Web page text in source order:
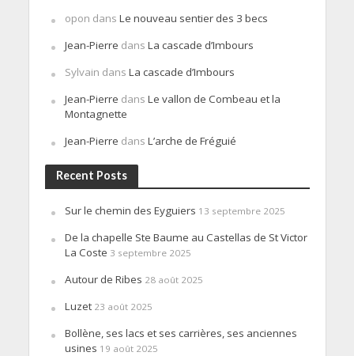
opon dans Le nouveau sentier des 3 becs
Jean-Pierre dans La cascade d’Imbours
Sylvain dans La cascade d’Imbours
Jean-Pierre dans Le vallon de Combeau et la
Montagnette
Jean-Pierre dans L’arche de Fréguié
Recent Posts
Sur le chemin des Eyguiers 13 septembre 2025
De la chapelle Ste Baume au Castellas de St Victor
La Coste 3 septembre 2025
Autour de Ribes 28 août 2025
Luzet 23 août 2025
Bollène, ses lacs et ses carrières, ses anciennes
usines 19 août 2025